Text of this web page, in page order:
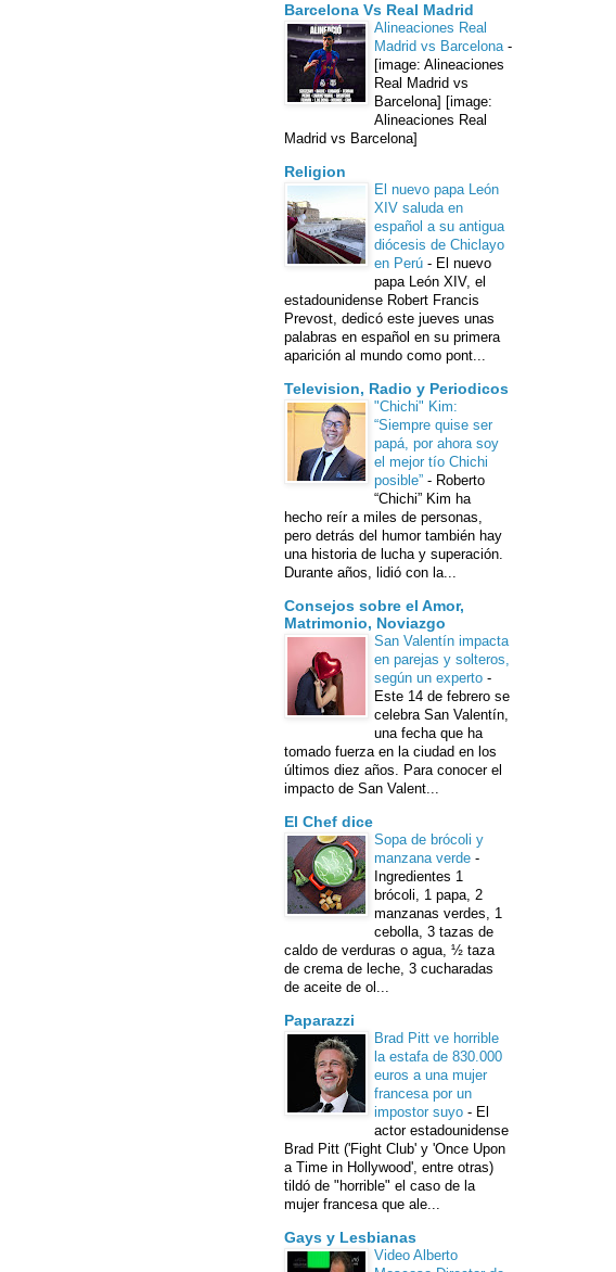
Barcelona Vs Real Madrid
Alineaciones Real
Madrid vs Barcelona -
[image: Alineaciones
Real Madrid vs
Barcelona] [image:
Alineaciones Real
Madrid vs Barcelona]
Religion
El nuevo papa León
XIV saluda en
español a su antigua
diócesis de Chiclayo
en Perú - El nuevo
papa León XIV, el
estadounidense Robert Francis
Prevost, dedicó este jueves unas
palabras en español en su primera
aparición al mundo como pont...
Television, Radio y Periodicos
"Chichi" Kim:
“Siempre quise ser
papá, por ahora soy
el mejor tío Chichi
posible” - Roberto
“Chichi” Kim ha
hecho reír a miles de personas,
pero detrás del humor también hay
una historia de lucha y superación.
Durante años, lidió con la...
Consejos sobre el Amor,
Matrimonio, Noviazgo
San Valentín impacta
en parejas y solteros,
según un experto -
Este 14 de febrero se
celebra San Valentín,
una fecha que ha
tomado fuerza en la ciudad en los
últimos diez años. Para conocer el
impacto de San Valent...
El Chef dice
Sopa de brócoli y
manzana verde -
Ingredientes 1
brócoli, 1 papa, 2
manzanas verdes, 1
cebolla, 3 tazas de
caldo de verduras o agua, ½ taza
de crema de leche, 3 cucharadas
de aceite de ol...
Paparazzi
Brad Pitt ve horrible
la estafa de 830.000
euros a una mujer
francesa por un
impostor suyo - El
actor estadounidense
Brad Pitt ('Fight Club' y 'Once Upon
a Time in Hollywood', entre otras)
tildó de "horrible" el caso de la
mujer francesa que ale...
Gays y Lesbianas
Video Alberto